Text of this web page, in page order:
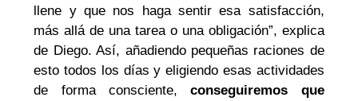
llene y que nos haga sentir esa satisfacción,
más allá de una tarea o una obligación”, explica
de Diego. Así, añadiendo pequeñas raciones de
esto todos los días y eligiendo esas actividades
de forma consciente,conseguiremos que